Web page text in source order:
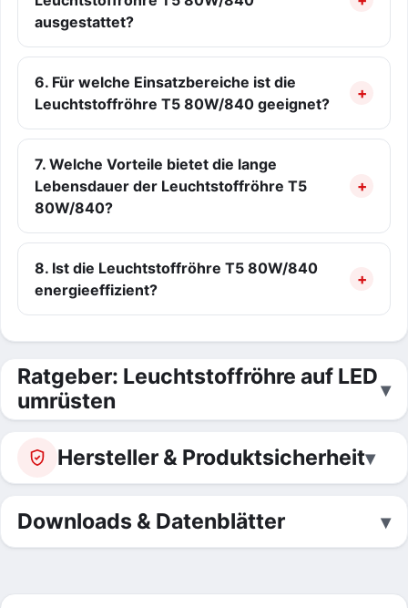
ausgestattet?
6. Für welche Einsatzbereiche ist die
Leuchtstoffröhre T5 80W/840 geeignet?
7. Welche Vorteile bietet die lange
Lebensdauer der Leuchtstoffröhre T5
80W/840?
8. Ist die Leuchtstoffröhre T5 80W/840
energieeffizient?
Ratgeber: Leuchtstoffröhre auf LED
umrüsten
Hersteller & Produktsicherheit
Downloads & Datenblätter